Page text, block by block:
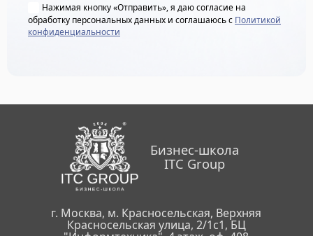
Нажимая кнопку «Отправить», я даю согласие на
обработку персональных данных и соглашаюсь с Политикой
конфиденциальности
Бизнес-школа
ITC Group
г. Москва, м. Красносельская, Верхняя
Красносельская улица, 2/1с1, БЦ